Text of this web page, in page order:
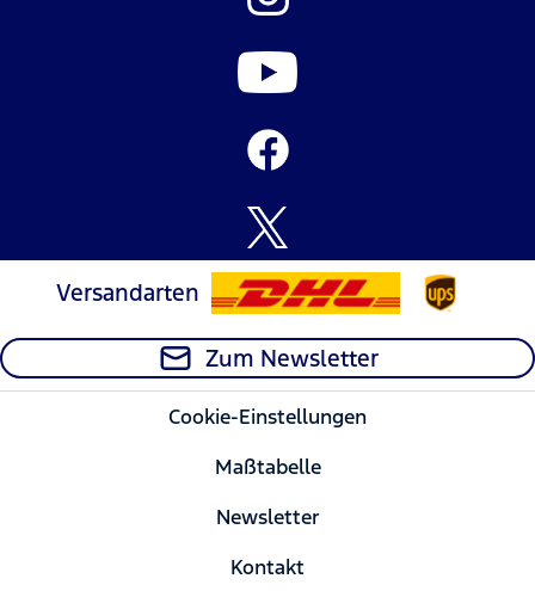
Versandarten
Zum Newsletter
Cookie-Einstellungen
Maßtabelle
Newsletter
Kontakt